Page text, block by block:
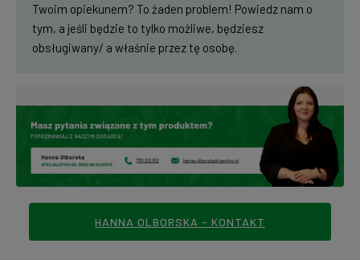
Twoim opiekunem? To żaden problem! Powiedz nam o
tym, a jeśli będzie to tylko możliwe, będziesz
obsługiwany/ a właśnie przez tę osobę.
HANNA OLBORSKA - KONTAKT